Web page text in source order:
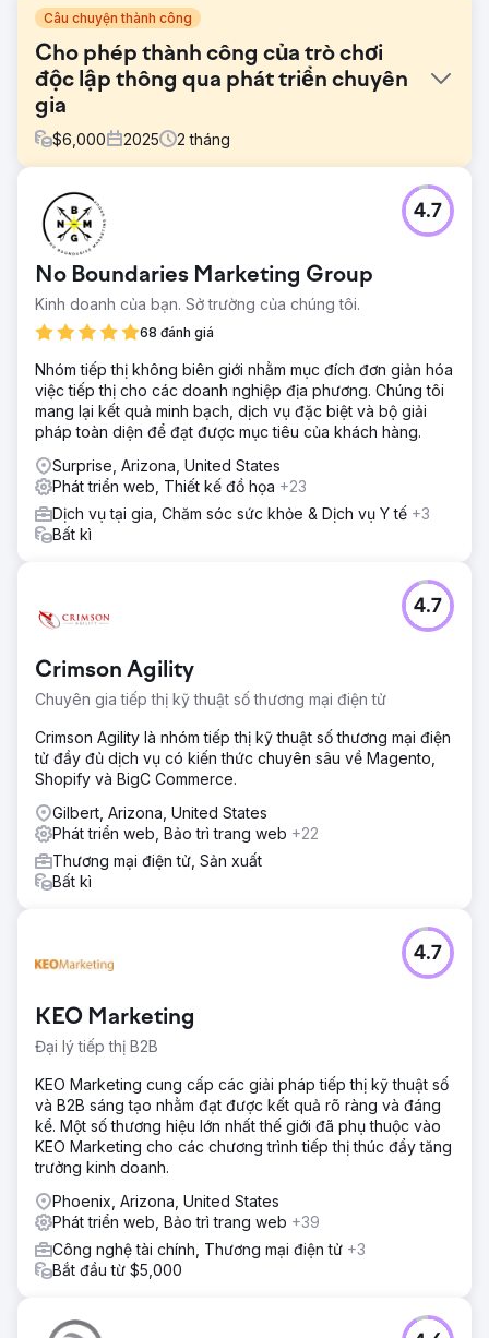
Câu chuyện thành công
Cho phép thành công của trò chơi
độc lập thông qua phát triển chuyên
gia
$6,000 2025 2 tháng
Thử thách
Một studio game độc lập gặp phải nhiều trở ngại trong
việc cải tiến lối chơi, giải quyết các vấn đề lỗi phức tạp và
chuẩn bị ra mắt nền tảng lớn.
Chúng tôi đã cải thiện cơ chế trò chơi, sửa lỗi trong hệ
thống cốt lõi, xây dựng menu, phát triển trình quản lý tài
tăng sức mạnh, tất cả đều nằm trong công cụ Godot.
Kết quả
Nhóm đã đẩy nhanh quá trình phát triển, tối ưu hóa lối chơi
trường kỹ thuật số hàng đầu.
Chuyển đến trang agency
No Boundaries Marketing Group
Kinh doanh của bạn. Sở trường của chúng tôi.
68 đánh giá
4.7
Nhóm tiếp thị không biên giới nhằm mục đích đơn giản hóa
việc tiếp thị cho các doanh nghiệp địa phương. Chúng tôi
mang lại kết quả minh bạch, dịch vụ đặc biệt và bộ giải
pháp toàn diện để đạt được mục tiêu của khách hàng.
Surprise, Arizona, United States
Phát triển web, Thiết kế đồ họa +23
Dịch vụ tại gia, Chăm sóc sức khỏe & Dịch vụ Y tế +3
Bất kì
Crimson Agility
Chuyên gia tiếp thị kỹ thuật số thương mại điện tử
4.7
Crimson Agility là nhóm tiếp thị kỹ thuật số thương mại điện
tử đầy đủ dịch vụ có kiến thức chuyên sâu về Magento,
Shopify và BigC Commerce.
Gilbert, Arizona, United States
Phát triển web, Bảo trì trang web +22
Thương mại điện tử, Sản xuất
Bất kì
KEO Marketing
Đại lý tiếp thị B2B
4.7
KEO Marketing cung cấp các giải pháp tiếp thị kỹ thuật số
và B2B sáng tạo nhằm đạt được kết quả rõ ràng và đáng
kể. Một số thương hiệu lớn nhất thế giới đã phụ thuộc vào
KEO Marketing cho các chương trình tiếp thị thúc đẩy tăng
trưởng kinh doanh.
Phoenix, Arizona, United States
Phát triển web, Bảo trì trang web +39
Công nghệ tài chính, Thương mại điện tử +3
Bắt đầu từ $5,000